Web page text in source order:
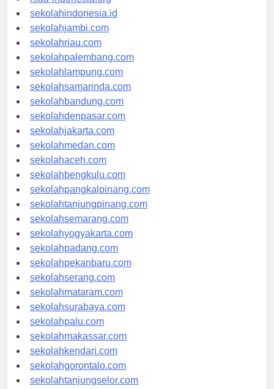
rsud-indonesia.org
sekolahindonesia.id
sekolahjambi.com
sekolahriau.com
sekolahpalembang.com
sekolahlampung.com
sekolahsamarinda.com
sekolahbandung.com
sekolahdenpasar.com
sekolahjakarta.com
sekolahmedan.com
sekolahaceh.com
sekolahbengkulu.com
sekolahpangkalpinang.com
sekolahtanjungpinang.com
sekolahsemarang.com
sekolahyogyakarta.com
sekolahpadang.com
sekolahpekanbaru.com
sekolahserang.com
sekolahmataram.com
sekolahsurabaya.com
sekolahpalu.com
sekolahmakassar.com
sekolahkendari.com
sekolahgorontalo.com